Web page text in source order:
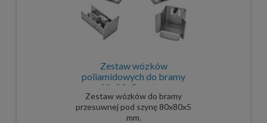
Zestaw wózków
poliamidowych do bramy
80x80x5 zestaw
Zestaw wózków do bramy
przesuwnej pod szynę 80x80x5
mm.